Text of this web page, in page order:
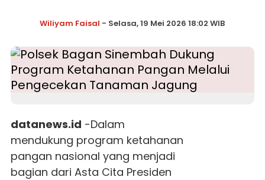
Wiliyam Faisal - Selasa, 19 Mei 2026 18:02 WIB
datanews.id -Dalam
mendukung program ketahanan
pangan nasional yang menjadi
bagian dari Asta Cita Presiden